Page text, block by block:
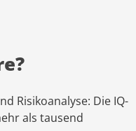
Risikoanalyse: Die IQ-
als tausend